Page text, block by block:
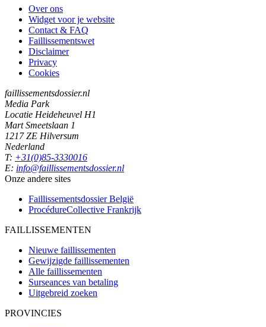
Over ons
Widget voor je website
Contact & FAQ
Faillissementswet
Disclaimer
Privacy
Cookies
faillissementsdossier.nl
Media Park
Locatie Heideheuvel H1
Mart Smeetslaan 1
1217 ZE Hilversum
Nederland
T: +31(0)85-3330016
E: info@faillissementsdossier.nl
Onze andere sites
Faillissementsdossier België
ProcédureCollective Frankrijk
FAILLISSEMENTEN
Nieuwe faillissementen
Gewijzigde faillissementen
Alle faillissementen
Surseances van betaling
Uitgebreid zoeken
PROVINCIES